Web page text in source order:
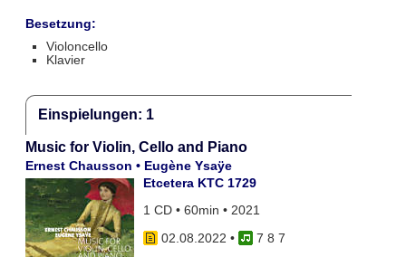
Besetzung:
Violoncello
Klavier
Einspielungen: 1
Music for Violin, Cello and Piano
Ernest Chausson • Eugène Ysaÿe
Etcetera KTC 1729
1 CD • 60min • 2021
02.08.2022 •
7 8 7